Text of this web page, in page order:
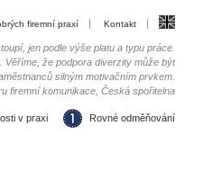
firemní praxí Kontakt
jen podle výše platu a typu práce.
Věříme, že podpora diverzity může být
silným motivačním prvkem.
firemní komunikace, Česká spořitelna
v praxi Rovné odměňování